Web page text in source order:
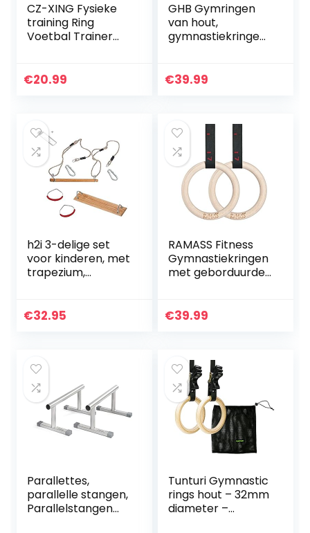
CZ-XING Fysieke
training Ring
Voetbal Trainer
snelheid snelle
€20.99
GHB Gymringen
van hout,
gymnastiekringen
fitnesstraining, 28
€39.99
h2i 3-delige set
voor kinderen, met
trapezium,
inclusief
€32.95
RAMASS Fitness
Gymnastiekringen
met geborduurde
voor gymnastiek
€39.99
Parallettes,
parallelle stangen,
Parallelstangen
Tunturi Gymnastic
rings hout – 32mm
diameter –